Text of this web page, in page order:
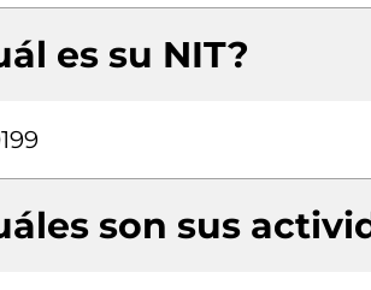
es su NIT?
son sus